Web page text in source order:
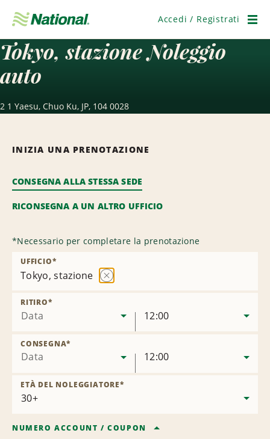
navigazione
Accedi / Registrati
Tokyo, stazione Noleggio
auto
2 1 Yaesu, Chuo Ku, JP, 104 0028
INIZIA UNA PRENOTAZIONE
CONSEGNA ALLA STESSA SEDE
RICONSEGNA A UN ALTRO UFFICIO
*Necessario per completare la prenotazione
Tokyo, stazione
UFFICIO*
Data
RITIRO*
12:00
Data
CONSEGNA*
12:00
ETÀ DEL NOLEGGIATORE*
NUMERO ACCOUNT /COUPON